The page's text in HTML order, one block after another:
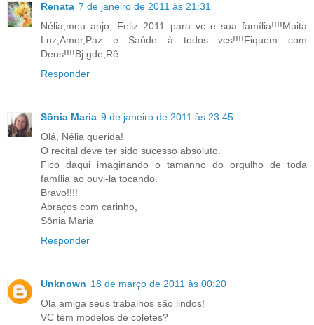
Renata 7 de janeiro de 2011 às 21:31
Nélia,meu anjo, Feliz 2011 para vc e sua família!!!!Muita
Luz,Amor,Paz e Saúde à todos vcs!!!!Fiquem com
Deus!!!!Bj gde,Rê.
Responder
Sônia Maria 9 de janeiro de 2011 às 23:45
Olá, Nélia querida!
O recital deve ter sido sucesso absoluto.
Fico daqui imaginando o tamanho do orgulho de toda
família ao ouvi-la tocando.
Bravo!!!!
Abraços com carinho,
Sônia Maria
Responder
Unknown 18 de março de 2011 às 00:20
Olá amiga seus trabalhos são lindos!
VC tem modelos de coletes?